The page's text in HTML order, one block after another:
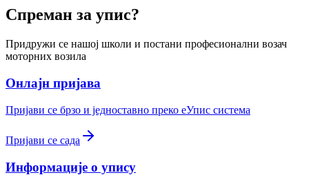
Спреман за упис?
Придружи се нашој школи и постани професионални возач
моторних возила
Онлајн пријава
Пријави се брзо и једноставно преко eУпис система
Пријави се сада
Информације о упису